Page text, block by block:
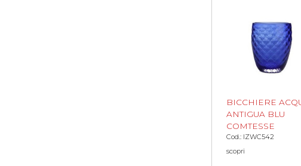
BICCHIERE
ANTIGUA BLU
COMTESSE
Cod.: IZWC542
scopri